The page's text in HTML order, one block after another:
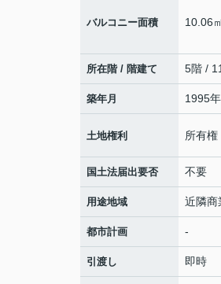
バルコニー面積 10.06
所在階 / 階建て 5階 /
築年月 1995
土地権利 所有権
国土法届出要否 不要
用途地域 近隣商
都市計画 -
引渡し 即時